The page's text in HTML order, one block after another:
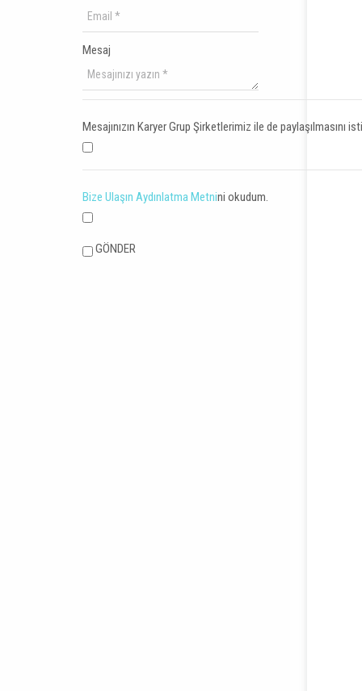
Mesaj
Mesajınızın Karyer Grup Şirketlerimiz ile de paylaşılmasını
Bize Ulaşın Aydınlatma Metnini okudum.
GÖNDER